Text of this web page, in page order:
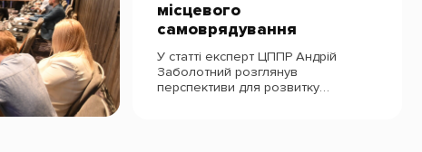
місцевого
самоврядування
У статті експерт ЦППР Андрій
Заболотний розглянув
перспективи для розвитку